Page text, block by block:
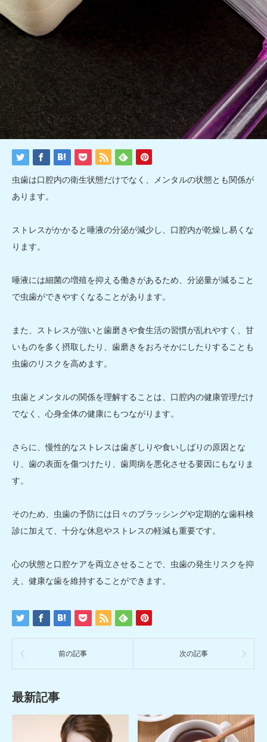
虫歯は口腔内の衛生状態だけでなく、メンタルの状態とも関係が
あります。
ストレスがかかると唾液の分泌が減少し、口腔内が乾燥し易くな
ります。
唾液には細菌の増殖を抑える働きがあるため、分泌量が減ること
で虫歯ができやすくなることがあります。
また、ストレスが強いと歯磨きや食生活の習慣が乱れやすく、甘
いものを多く摂取したり、歯磨きをおろそかにしたりすることも
虫歯のリスクを高めます。
虫歯とメンタルの関係を理解することは、口腔内の健康管理だけ
でなく、心身全体の健康にもつながります。
さらに、慢性的なストレスは歯ぎしりや食いしばりの原因とな
り、歯の表面を傷つけたり、歯周病を悪化させる要因にもなりま
す。
そのため、虫歯の予防には日々のブラッシングや定期的な歯科検
診に加えて、十分な休息やストレスの軽減も重要です。
心の状態と口腔ケアを両立させることで、虫歯の発生リスクを抑
え、健康な歯を維持することができます。
前の記事 次の記事
最新記事